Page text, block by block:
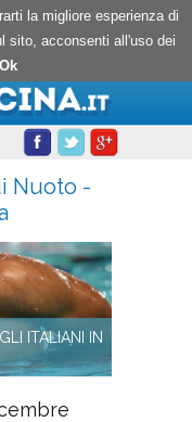
Nuoto in piscina
Nuoto -
ITALIANI IN
la migliore esperienza di
sito, acconsenti all'uso dei
Ok